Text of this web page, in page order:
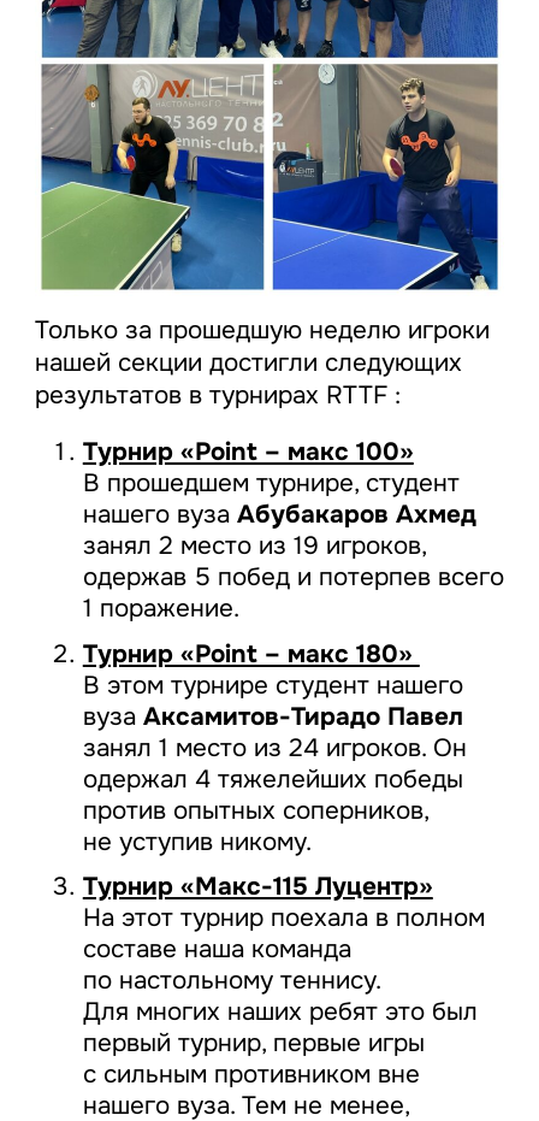
Только за прошедшую неделю игроки
нашей секции достигли следующих
результатов в турнирах RTTF :
Турнир «Point – макс 100»
В прошедшем турнире, студент
нашего вуза Абубакаров Ахмед
занял 2 место из 19 игроков,
одержав 5 побед и потерпев всего
1 поражение.
Турнир «Point – макс 180»
В этом турнире студент нашего
вуза Аксамитов-Тирадо Павел
занял 1 место из 24 игроков. Он
одержал 4 тяжелейших победы
против опытных соперников,
не уступив никому.
Турнир «Макс-115 Луцентр»
На этот турнир поехала в полном
составе наша команда
по настольному теннису.
Для многих наших ребят это был
первый турнир, первые игры
с сильным противником вне
нашего вуза. Тем не менее,